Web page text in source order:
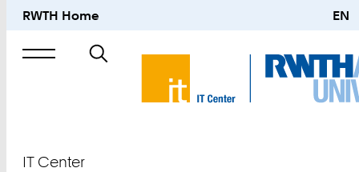
RWTH Home EN
Suche
nach
IT Center